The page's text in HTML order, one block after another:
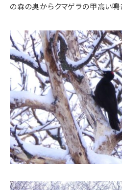
の森の奥からクマゲラの甲高い鳴